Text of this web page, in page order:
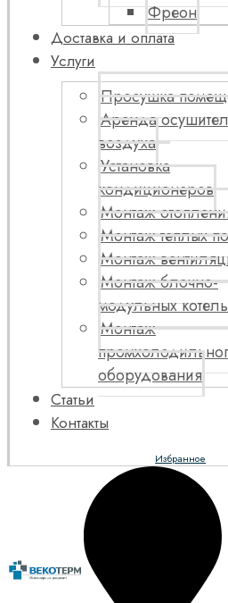
Фреон
Доставка и оплата
Услуги
Просушка
Аренда
воздуха
Установка
кондиционеров
Монтаж
Монтаж теплых
Монтаж
Монтаж блочно-
модульных
Монтаж
оборудования
Статьи
Контакты
Избранное